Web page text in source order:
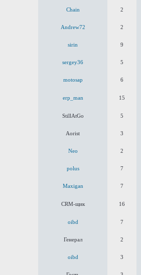
Chain 2
Andrew72 2
sirin 9
sergey36 5
motosap 6
erp_man 15
StillAtGo 5
Aorist 3
Neo 2
polus 7
Maxigan 7
CRM-щик 16
oibd 7
Генерал 2
oibd 3